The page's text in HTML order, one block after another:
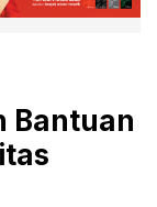
Bantuan